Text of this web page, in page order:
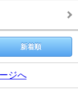
新着順
ジへ